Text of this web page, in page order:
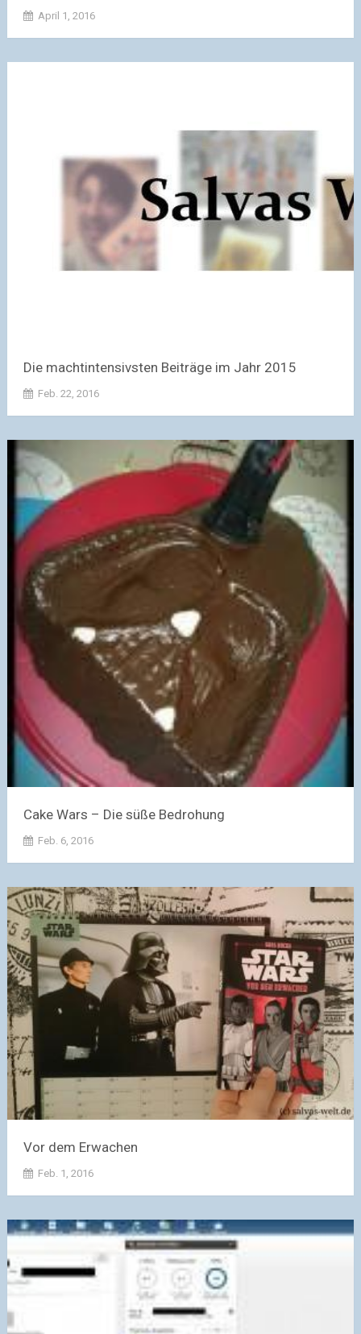
April 1, 2016
Die machtintensivsten Beiträge im Jahr 2015
Feb. 22, 2016
Cake Wars – Die süße Bedrohung
Feb. 6, 2016
Vor dem Erwachen
Feb. 1, 2016